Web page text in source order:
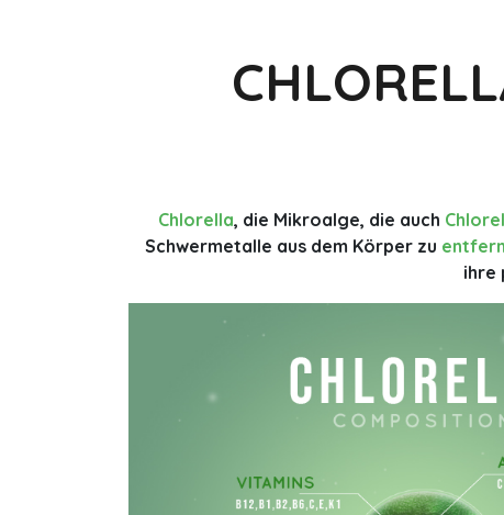
Chlorella, die Mikroalge, die auch
Schwermetalle aus dem Körper zu
ihre